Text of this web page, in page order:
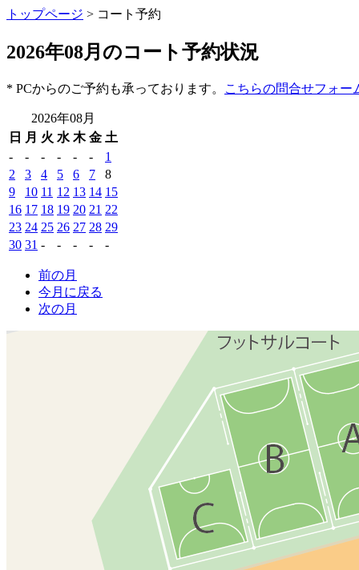
トップページ > コート予約
2026年08月のコート予約状況
* PCからのご予約も承っております。 こちらの問合せフォー
2026年08月
日
月 火 水 木 金 土
-
- - - - -
1
2
3 4 5 6 7
8
9
10 11 12 13 14 15
16 17 18 19 20 21 22
23 24 25 26 27 28 29
30 31 - - - - -
前の月
今月に戻る
次の月